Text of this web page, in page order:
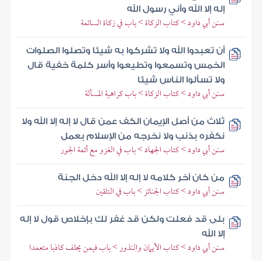
إله إلا الله وأني رسول الله
سنن أبي داود > كتاب الزكاة > باب في زكاة السائمة
أن تعبدوا الله ولا تشركوا به شيئا وتصلوا الصلوات
الخمس وتسمعوا وتطيعوا وأسر كلمة خفية قال
ولا تسألوا الناس شيئا
سنن أبي داود > كتاب الزكاة > باب كراهية المسألة
ثلاث من أصل الإيمان الكف عمن قال لا إله إلا الله ولا
نكفره بذنب ولا نخرجه من الإسلام بعمل
سنن أبي داود > كتاب الجهاد > باب في الغزو مع أئمة الجور
من كان آخر كلامه لا إله إلا الله دخل الجنة
سنن أبي داود > كتاب الجنائز > باب في التلقين
بلى قد فعلت ولكن قد غفر لك بإخلاص قول لا إله
إلا الله
سنن أبي داود > كتاب الأيمان والنذور > باب فيمن يحلف كاذبا متعمدا